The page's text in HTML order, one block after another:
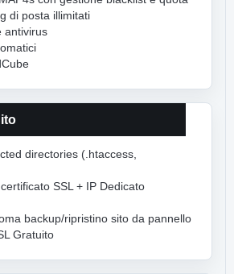
di posta illimitati
antivirus
directories (.htaccess,
SSL + IP Dedicato
backup/ripristino sito da pannello
Gratuito